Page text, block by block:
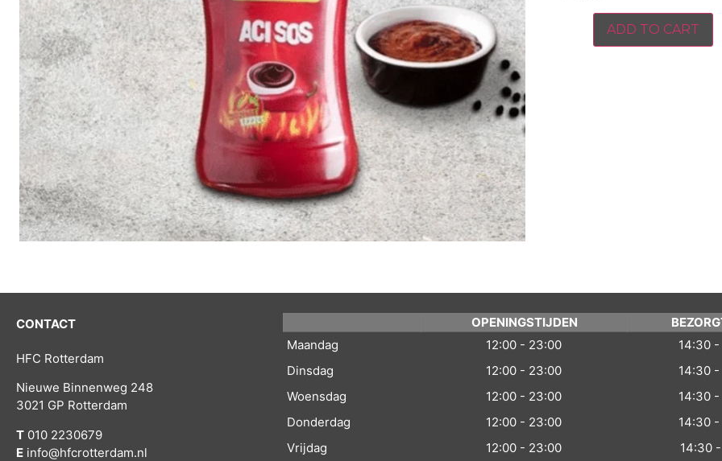
ADD TO CART
CONTACT
HFC Rotterdam
Nieuwe Binnenweg 248
3021 GP Rotterdam
T 010 2230679
E info@hfcrotterdam.nl
OPENINGSTIJDEN
Maandag
12:00 - 23:00
14:30
Dinsdag
12:00 - 23:00
14:30
Woensdag
12:00 - 23:00
14:30
Donderdag
12:00 - 23:00
14:30
Vrijdag
12:00 - 23:00
14:30